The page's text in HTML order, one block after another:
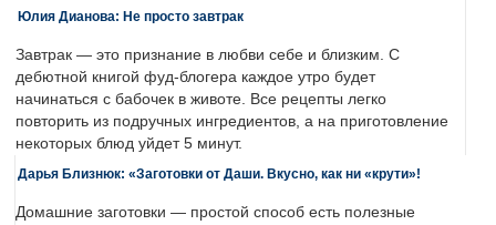
Юлия Дианова: Не просто завтрак
Завтрак — это признание в любви себе и близким. С
дебютной книгой фуд-блогера каждое утро будет
начинаться с бабочек в животе. Все рецепты легко
повторить из подручных ингредиентов, а на приготовление
некоторых блюд уйдет 5 минут.
Дарья Близнюк: «Заготовки от Даши. Вкусно, как ни «крути»!
Домашние заготовки — простой способ есть полезные